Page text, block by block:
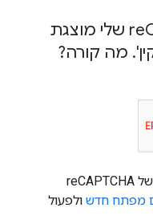
CAPTCHA שלי מוצגת
. מה קורה?
אם השגיאה הזו מופיעה, מפתח האתר של reCAPTCHA
מפתח חדש ולפעול